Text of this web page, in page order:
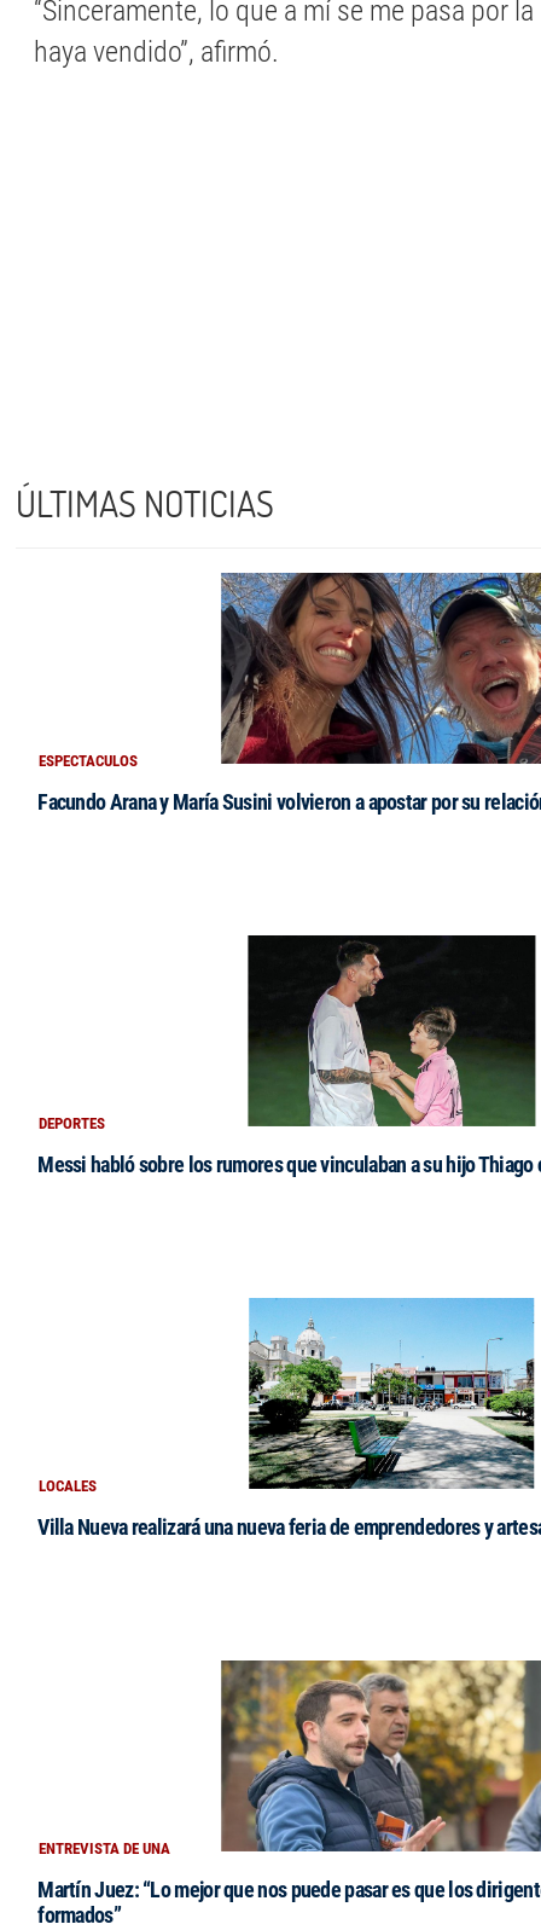
“Sinceramente, lo que a mí se me pasa por
haya vendido”, afirmó.
ÚLTIMAS NOTICIAS
ESPECTACULOS
Facundo Arana y María Susini volvieron a apostar por su
DEPORTES
Messi habló sobre los rumores que vinculaban a su hijo Thiago
LOCALES
Villa Nueva realizará una nueva feria de emprendedores y
ENTREVISTA DE UNA
Martín Juez: “Lo mejor que nos puede pasar es que los
formados”